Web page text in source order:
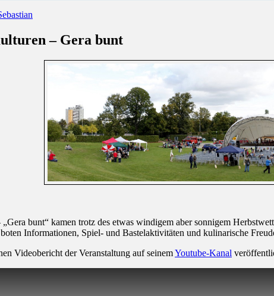
– Gera bunt
bunt“ kamen trotz des etwas windigem aber sonnigem
Informationen, Spiel- und Bastelaktivitäten und kulinarische
Videobericht der Veranstaltung auf seinemYoutube-Kanal